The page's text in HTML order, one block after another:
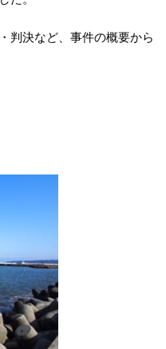
判決など、事件の概要から